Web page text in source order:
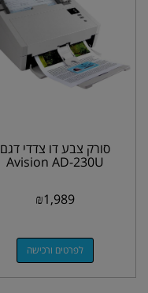
סורק צבע דו צדדי דגם
Avision AD-230U
₪1,989
לפרטים ורכישה